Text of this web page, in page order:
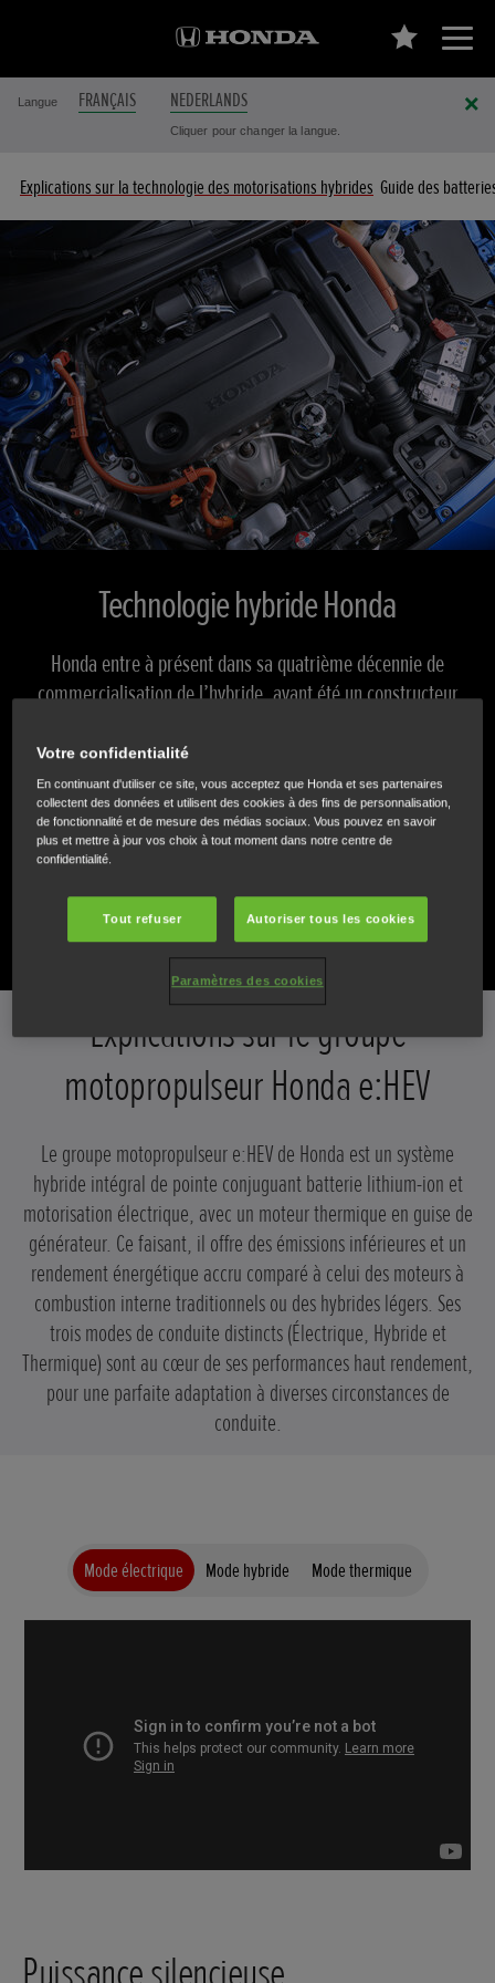
Langue FRANÇAIS NEDERLANDS
Cliquer pour changer la langue.
Explications sur la technologie des motorisations hybrides Guide des
Technologie hybride Honda
Honda entre à présent dans sa quatrième décennie de
commercialisation de l’hybride, ayant été un constructeur
En 2023, nos derniers hybrides intégraux, ou non
rechargeables, e:HEV continuent d’offrir des
performances, une efficacité et une réactivité
leur fluidité.
Explications sur le groupe
motopropulseur Honda e:HEV
Le groupe motopropulseur e:HEV de Honda est un système
hybride intégral de pointe conjuguant batterie lithium-ion et
motorisation électrique, avec un moteur thermique en guise de
générateur. Ce faisant, il offre des émissions inférieures et un
rendement énergétique accru comparé à celui des moteurs à
combustion interne traditionnels ou des hybrides légers. Ses
trois modes de conduite distincts (Électrique, Hybride et
Thermique) sont au cœur de ses performances haut rendement,
pour une parfaite adaptation à diverses circonstances de
conduite.
Mode électrique Mode hybride Mode thermique
Votre confidentialité
En continuant d'utiliser ce site, vous acceptez que Honda et ses partenaires
collectent des données et utilisent des cookies à des fins de personnalisation,
de fonctionnalité et de mesure des médias sociaux. Vous pouvez en savoir
plus et mettre à jour vos choix à tout moment dans notre centre de
confidentialité.
Tout refuser Autoriser tous les cookies
Paramètres des cookies